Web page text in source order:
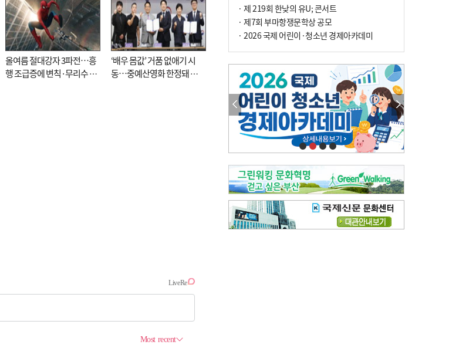
올여름 절대강자 3파전…흥
행 조급증에 변칙·무리수 마
‘배우 몸값’ 거품 없애기 시
동…중예산영화 한정돼 실
박현주의 책 이야기[전체보기]
세계유산 ‘한국의 갯벌’ 얼마나 알고 있나요
문재필-여름_저녁무렵의호수
이 한편의 시조[전체보기]
참선 /오기환
고향 /김진규
주말 영화 박스오피스[전체보기]
‘스파이더맨’ 개봉 5일 만에 300만 돌풍…박스오피스·예매율 동시 1위
‘호프’ 개봉 11일 만에 관객 300만…‘스파이더맨’ 예매율 68.8% 1위
오늘의 운세- [전체보기]
오늘의 운세- 2026년 8월 6일 (음 6월 24일)
오늘의 운세- 2026년 8월 5일 (음 6월 23일)
조해훈의 고전 속 이 문장 [전체보기]
입추 지났는데도 덥다며 신유안에게 보낸 박규수의 편지
· 제 219회 한낮의 유U; 콘서트
· 제7회 부마항쟁문학상 공모
· 2026 국제 어린이·청소년 경제아카데미